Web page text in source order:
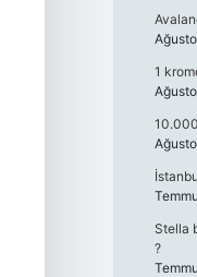
1
Stella
?